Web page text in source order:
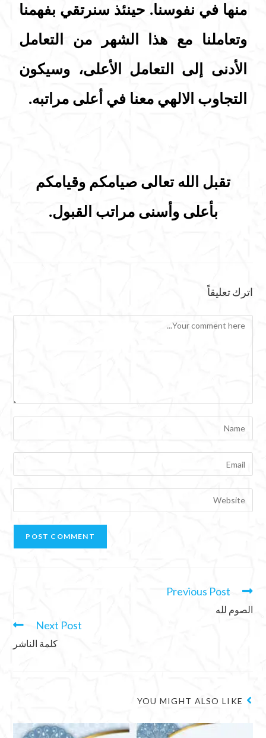
منها في نفوسنا. حينئذ سنرتقي بفهمنا
وتعاملنا مع هذا الشهر من التعامل
الأدنى إلى التعامل الأعلى، وسيكون
التجاوب الالهي معنا في أعلى مراتبه.
تقبل الله تعالى صيامكم وقيامكم
بأعلى وأسنى مراتب القبول.
اترك تعليقاً
Previous Post
الصوم لله
Next Post
كلمة الناشر
YOU MIGHT ALSO LIKE